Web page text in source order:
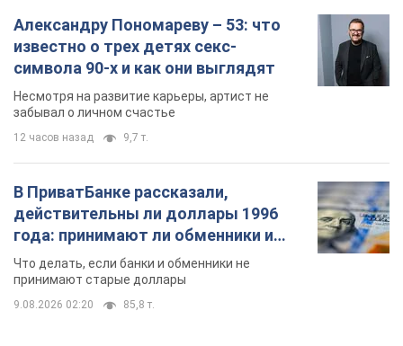
действительны ли доллары 1996
года: принимают ли обменники и
банки такие купюры
принимают старые доллары